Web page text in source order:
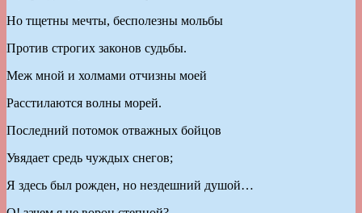
Но тщетны мечты, бесполезны мольбы
Против строгих законов судьбы.
Меж мной и холмами отчизны моей
Расстилаются волны морей.
Последний потомок отважных бойцов
Увядает средь чуждых снегов;
Я здесь был рожден, но нездешний душой…